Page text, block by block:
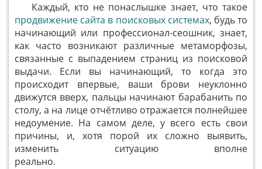
Каждый, кто не понаслышке знает, что такое
продвижение сайта в поисковыхсистемах, будь то
начинающий или профессионал-сеошник, знает,
как часто возникают различные метаморфозы,
связанные с выпадением страниц из поисковой
выдачи. Если вы начинающий, то когда это
происходит впервые, ваши брови неуклонно
движутся вверх, пальцы начинают барабанить по
столу, а на лице отчётливо отражается полнейшее
недоумение. На самом деле, у всего есть свои
причины, и, хотя порой их сложно выявить,
изменить ситуацию вполне
реально.